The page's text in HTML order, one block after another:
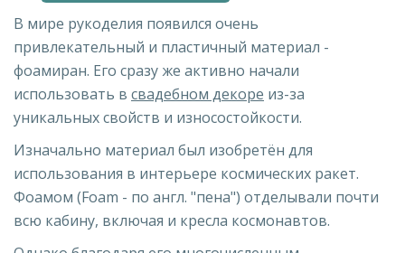
В мире рукоделия появился очень
привлекательный и пластичный материал -
фоамиран. Его сразу же активно начали
использовать в свадебном декоре из-за
уникальных свойств и износостойкости.
Изначально материал был изобретён для
использования в интерьере космических ракет.
Фоамом (Foam - по англ. "пена") отделывали почти
всю кабину, включая и кресла космонавтов.